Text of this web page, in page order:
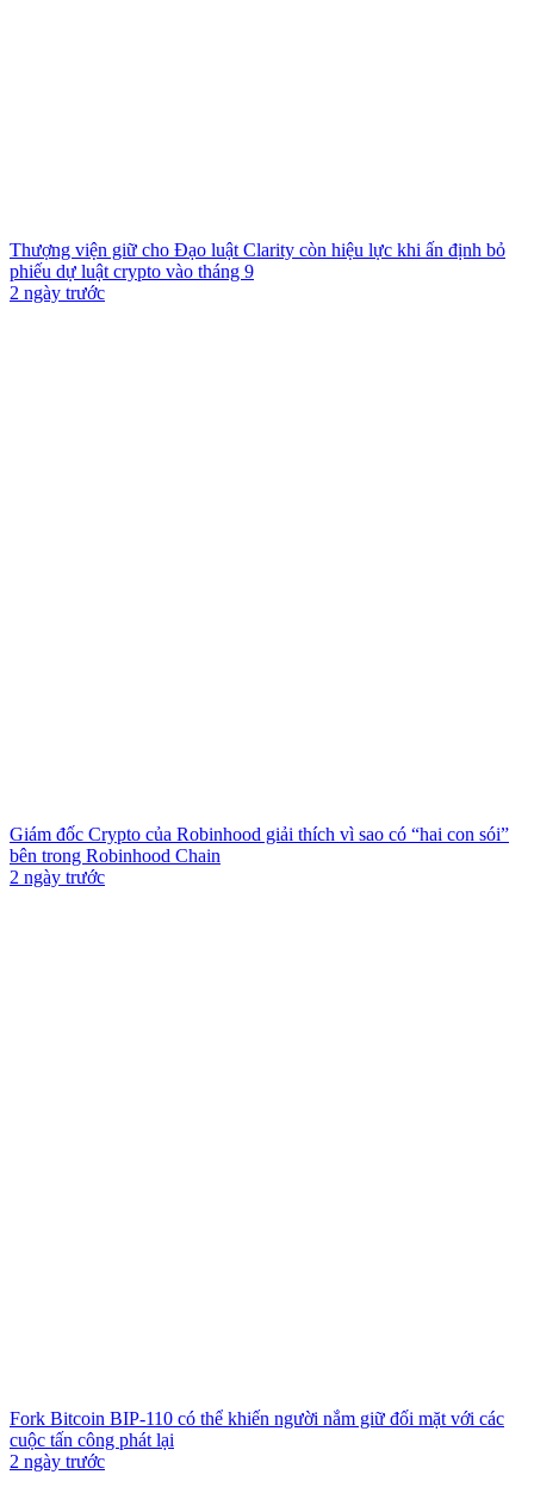
Thượng viện giữ cho Đạo luật Clarity còn hiệu lực khi ấn định bỏ
phiếu dự luật crypto vào tháng 9
2 ngày trước
Giám đốc Crypto của Robinhood giải thích vì sao có “hai con sói”
bên trong Robinhood Chain
2 ngày trước
Fork Bitcoin BIP-110 có thể khiến người nắm giữ đối mặt với các
cuộc tấn công phát lại
2 ngày trước